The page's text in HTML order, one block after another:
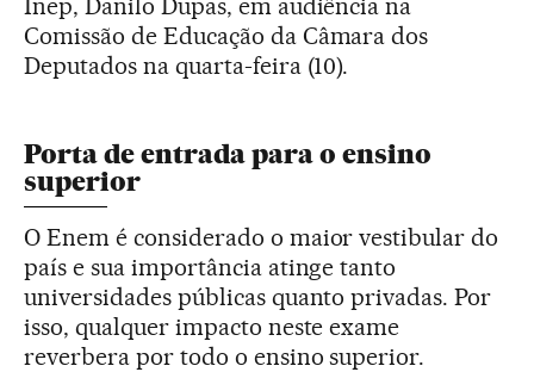
Inep, Danilo Dupas, em audiência na
Comissão de Educação da Câmara dos
Deputados na quarta-feira (10).
Porta de entrada para o ensino
superior
O Enem é considerado o maior vestibular do
país e sua importância atinge tanto
universidades públicas quanto privadas. Por
isso, qualquer impacto neste exame
reverbera por todo o ensino superior.